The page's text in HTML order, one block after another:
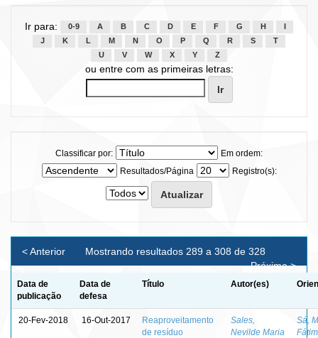
Ir para: 0-9 A B C D E F G H
J
K L M N O P Q R S
T
U
V W X Y Z
ou entre com as primeiras letras:
Classificar por:
Em ordem:
Resultados/Página
Registro(s):
Mostrando resultados 289 a 308 de 328
< Anterior
Próximo >
Data de
publicação
Data de
defesa
Título Autor(es)
20-Fev-2018 16-Out-2017
Reaproveitamento
de resíduo
Sales,
Nevilde Maria
Sá,